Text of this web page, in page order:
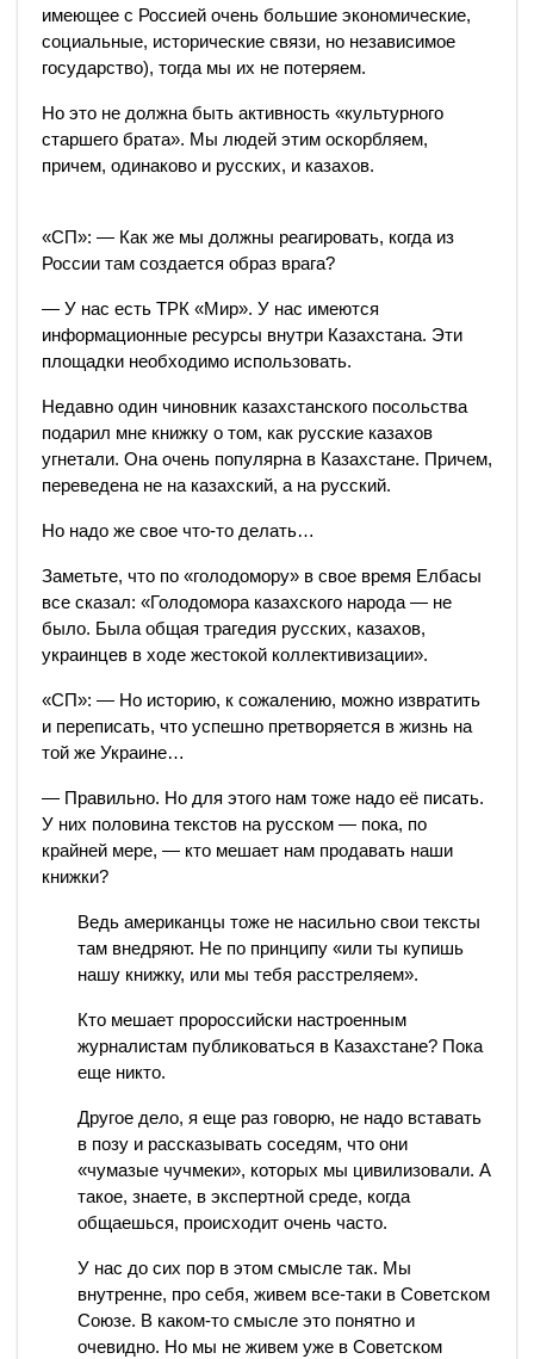
имеющее с Россией очень большие экономические,
социальные, исторические связи, но независимое
государство), тогда мы их не потеряем.
Но это не должна быть активность «культурного
старшего брата». Мы людей этим оскорбляем,
причем, одинаково и русских, и казахов.
«СП»: — Как же мы должны реагировать, когда из
России там создается образ врага?
— У нас есть ТРК «Мир». У нас имеются
информационные ресурсы внутри Казахстана. Эти
площадки необходимо использовать.
Недавно один чиновник казахстанского посольства
подарил мне книжку о том, как русские казахов
угнетали. Она очень популярна в Казахстане. Причем,
переведена не на казахский, а на русский.
Но надо же свое что-то делать…
Заметьте, что по «голодомору» в свое время Елбасы
все сказал: «Голодомора казахского народа — не
было. Была общая трагедия русских, казахов,
украинцев в ходе жестокой коллективизации».
«СП»: — Но историю, к сожалению, можно извратить
и переписать, что успешно претворяется в жизнь на
той же Украине…
— Правильно. Но для этого нам тоже надо её писать.
У них половина текстов на русском — пока, по
крайней мере, — кто мешает нам продавать наши
книжки?
Ведь американцы тоже не насильно свои тексты
там внедряют. Не по принципу «или ты купишь
нашу книжку, или мы тебя расстреляем».
Кто мешает пророссийски настроенным
журналистам публиковаться в Казахстане? Пока
еще никто.
Другое дело, я еще раз говорю, не надо вставать
в позу и рассказывать соседям, что они
«чумазые чучмеки», которых мы цивилизовали. А
такое, знаете, в экспертной среде, когда
общаешься, происходит очень часто.
У нас до сих пор в этом смысле так. Мы
внутренне, про себя, живем все-таки в Советском
Союзе. В каком-то смысле это понятно и
очевидно. Но мы не живем уже в Советском